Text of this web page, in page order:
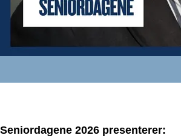
Seniordagene 2026 presenterer: